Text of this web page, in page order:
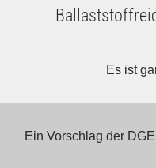
Es ist
Ein Vorschlag der